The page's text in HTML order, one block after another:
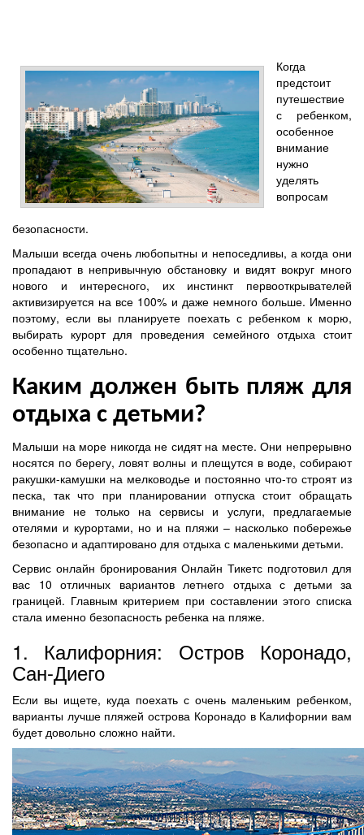
Когда
предстоит
путешествие
с ребенком,
особенное
внимание
нужно
уделять
вопросам
безопасности.
Малыши всегда очень любопытны и непоседливы, а когда они
пропадают в непривычную обстановку и видят вокруг много
нового и интересного, их инстинкт первооткрывателей
активизируется на все 100% и даже немного больше. Именно
поэтому, если вы планируете поехать с ребенком к морю,
выбирать курорт для проведения семейного отдыха стоит
особенно тщательно.
Каким должен быть пляж для
отдыха с детьми?
Малыши на море никогда не сидят на месте. Они непрерывно
носятся по берегу, ловят волны и плещутся в воде, собирают
ракушки-камушки на мелководье и постоянно что-то строят из
песка, так что при планировании отпуска стоит обращать
внимание не только на сервисы и услуги, предлагаемые
отелями и курортами, но и на пляжи – насколько побережье
безопасно и адаптировано для отдыха с маленькими детьми.
Сервис онлайн бронирования Онлайн Тикетс подготовил для
вас 10 отличных вариантов летнего отдыха с детьми за
границей. Главным критерием при составлении этого списка
стала именно безопасность ребенка на пляже.
1. Калифорния: Остров Коронадо,
Сан-Диего
Если вы ищете, куда поехать с очень маленьким ребенком,
варианты лучше пляжей острова Коронадо в Калифорнии вам
будет довольно сложно найти.